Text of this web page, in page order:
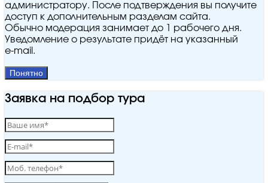
администратору. После подтверждения вы получите
доступ к дополнительным разделам сайта.
Обычно модерация занимает до 1 рабочего дня.
Уведомление о результате придёт на указанный
e‑mail.
Понятно
Заявка на подбор тура